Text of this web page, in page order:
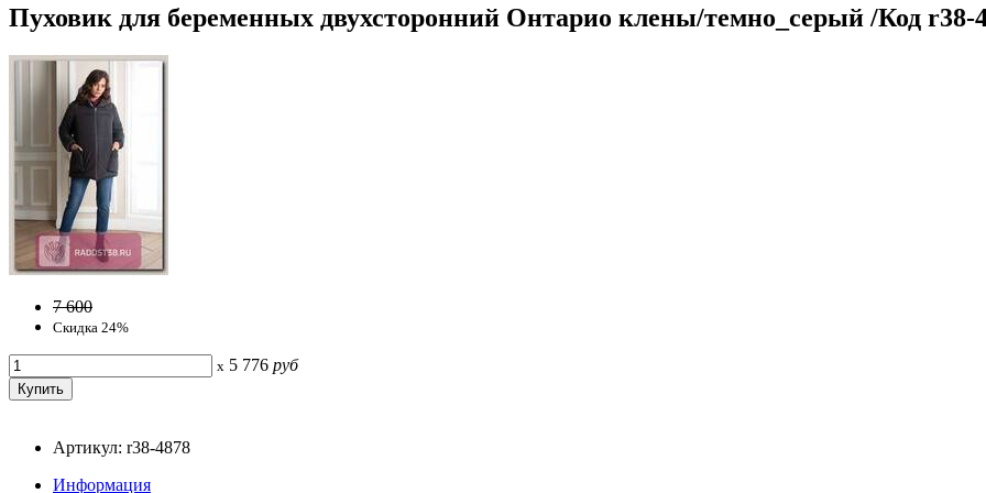
Пуховик для беременных двухсторонний Онтарио клены/темно_серый /Код r38-
7 600
Скидка 24%
x 5 776 руб
Артикул: r38-4878
Информация